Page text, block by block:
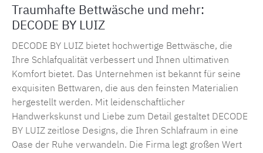
Traumhafte Bettwäsche und mehr:
DECODE BY LUIZ
DECODE BY LUIZ bietet hochwertige Bettwäsche, die
Ihre Schlafqualität verbessert und Ihnen ultimativen
Komfort bietet. Das Unternehmen ist bekannt für seine
exquisiten Bettwaren, die aus den feinsten Materialien
hergestellt werden. Mit leidenschaftlicher
Handwerkskunst und Liebe zum Detail gestaltet DECODE
BY LUIZ zeitlose Designs, die Ihren Schlafraum in eine
Oase der Ruhe verwandeln. Die Firma legt großen Wert